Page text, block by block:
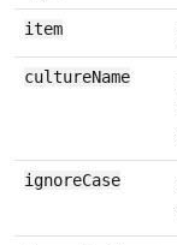
item
cultureName
ignoreCase